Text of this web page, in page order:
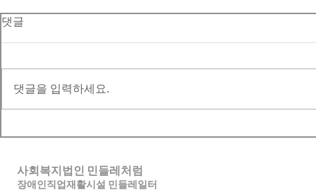
댓글
댓글을 입력하세요.
사회복지법인 민들레처럼
장애인직업재활시설 민들레일터